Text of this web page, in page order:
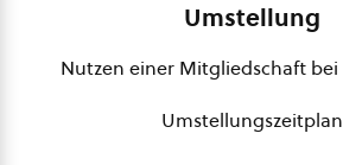
Umstellung
Nutzen einer Mitgliedschaft bei
Umstellungszeitplan